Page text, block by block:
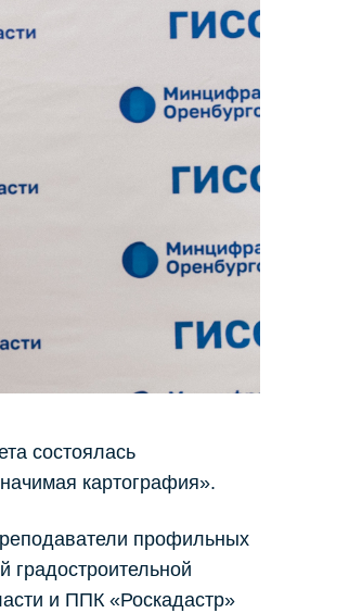
состоялась
картография».
профильных
градостроительной
и ППК «Роскадастр»